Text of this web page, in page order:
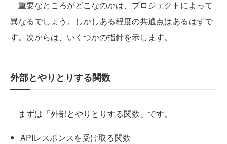
重要なところがどこなのかは、プロジェクトによって
異なるでしょう。しかしある程度の共通点はあるはずで
す。次からは、いくつかの指針を示します。
外部とやりとりする関数
まずは「外部とやりとりする関数」です。
APIレスポンスを受け取る関数